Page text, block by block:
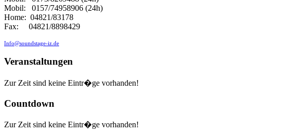
Mobil: 0157/74958906 (24h)
Home: 04821/83178
Fax: 04821/8898429
Info@soundstage-iz.de
Veranstaltungen
Zur Zeit sind keine Eintr�ge vorhanden!
Countdown
Zur Zeit sind keine Eintr�ge vorhanden!